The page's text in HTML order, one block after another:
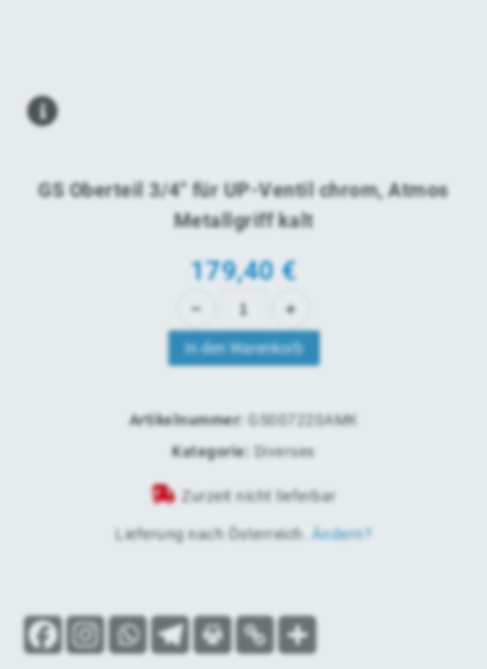
GS Oberteil 3/4" für UP-Ventil chrom, Atmos
Metallgriff kalt
179,40€
In den Warenkorb
Artikelnummer:
GS007220AMK
Kategorie:
Diverses
Zurzeit nicht lieferbar
Lieferung nach Österreich Ändern?